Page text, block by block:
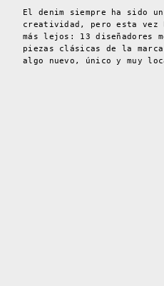
El denim siempre ha sido
creatividad, pero esta
más lejos: 13 diseñadores
piezas clásicas de la
algo nuevo, único y muy